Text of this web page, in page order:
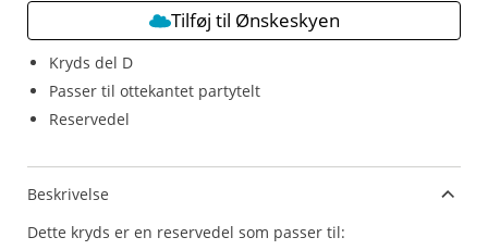
Kryds del D
Passer til ottekantet partytelt
Reservedel
Tilføj til Ønskeskyen
Beskrivelse
Dette kryds er en reservedel som passer til: